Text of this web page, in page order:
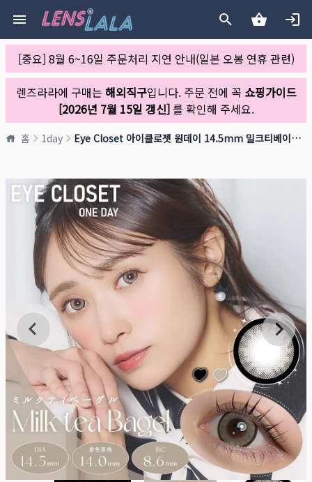
[중요] 8월 6~16일 주문처리 지연 안내(일본 오봉 연휴 관련)
렌즈라라에 구매는 해외직구입니다. 주문 전에 꼭 쇼핑가이드
[2026년 7월 15일 갱신]를 확인해 주세요.
홈 1day Eye Closet 아이클로젯 원데이 14.5mm 밀크티베이글(1박스 10개들이)